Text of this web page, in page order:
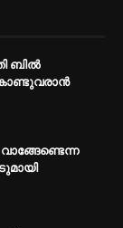
ബിൽ